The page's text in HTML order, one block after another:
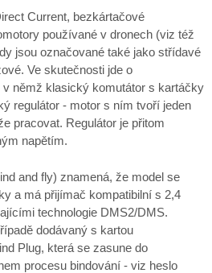
Current, bezkártačové
používané v dronech (viz též
jsou označované také jako střídavé
Ve skutečnosti jde o
v němž klasický komutátor s kartáčky
regulátor - motor s ním tvoří jeden
pracovat. Regulátor je přitom
napětím.
and fly) znamená, že model se
a má přijímač kompatibilní s 2,4
technologie DMS2/DMS.
dodávaný s kartou
Plug, která se zasune do
procesu bindování - viz heslo